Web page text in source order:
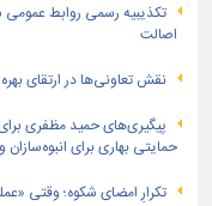
تكذیبیه رسمی روابط عمومی
اصالت
نقش تعاونی‌ها در ارتقای
پیگیری‌های حمید مظفری
حمایتی بهاری برای انبوه‌سازان
تکرارِ امضای شکوه؛ وقتی